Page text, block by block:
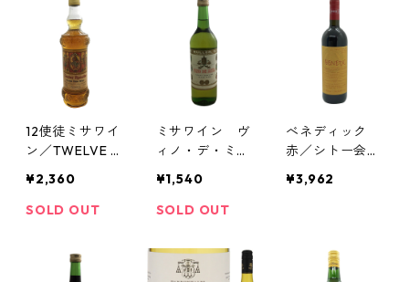
12使徒ミサワイ
ン／TWELVE A
ar wine
¥2,360
SOLD OUT
ミサワイン ヴ
ィノ・デ・ミサ
DE MISA
¥1,540
SOLD OUT
べネディック
赤／シトー会
ノ修道院（イタ
¥3,962